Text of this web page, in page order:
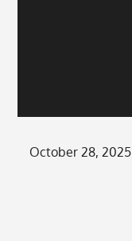
Posted
October 28, 2025